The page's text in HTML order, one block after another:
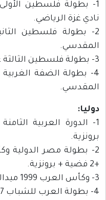
نادي غزة الرياضي.
2- بطولة فلسطين
المقدسي.
3- بطولة فلسطين الثالثة غزة: فاز فيها نادي الدرج.
المقدسي.
دوليا:
برونزية.
+2 فضية + برونزية.
3- وكأس العرب 1999 ميدالية ذهبية + ميدالية فضية.
4- بطولة العرب للشباب 1997 ميدالية فضية +2 برونزية.